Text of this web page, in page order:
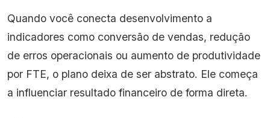
Quando você conecta desenvolvimento a
indicadores como conversão de vendas, redução
de erros operacionais ou aumento de produtividade
por FTE, o plano deixa de ser abstrato. Ele começa
a influenciar resultado financeiro de forma direta.